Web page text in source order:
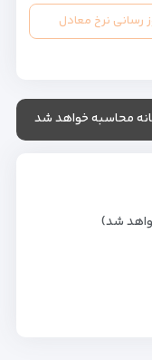
رسانی نرخ معادل
محاسبه خواهد شد
شد)